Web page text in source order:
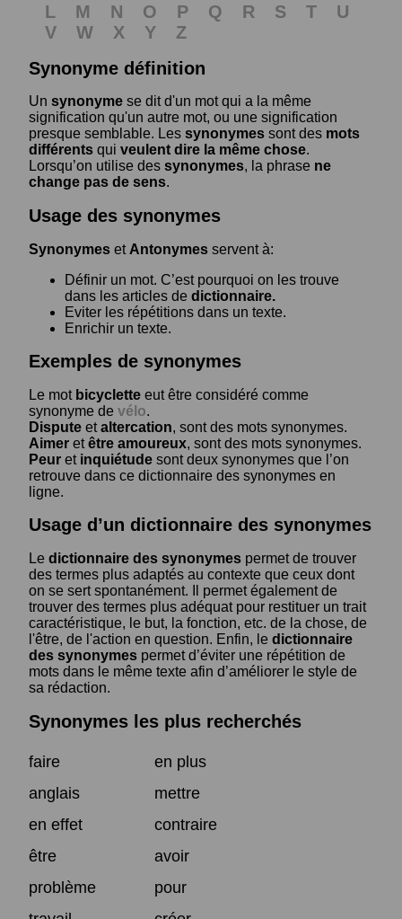
L
M N O P Q R S T
U
V
W X Y
Z
Synonyme définition
Un synonyme se dit d'un mot qui a la même
signification qu'un autre mot, ou une signification
presque semblable. Les synonymes sont des mots
différents qui veulent dire la même chose.
Lorsqu’on utilise des synonymes, la phrase ne
change pas de sens.
Usage des synonymes
Synonymes et Antonymes servent à:
Définir un mot. C’est pourquoi on les trouve
dans les articles de dictionnaire.
Eviter les répétitions dans un texte.
Enrichir un texte.
Exemples de synonymes
Le mot bicyclette eut être considéré comme
synonyme de vélo.
Dispute etaltercation, sont des mots synonymes.
Aimer etêtre amoureux, sont des mots synonymes.
Peur et inquiétude sont deux synonymes que l’on
retrouve dans ce dictionnaire des synonymes en
ligne.
Usage d’un dictionnaire des synonymes
Le dictionnaire des synonymes permet de trouver
des termes plus adaptés au contexte que ceux dont
on se sert spontanément. Il permet également de
trouver des termes plus adéquat pour restituer un trait
caractéristique, le but, la fonction, etc. de la chose, de
l'être, de l'action en question. Enfin, le dictionnaire
des synonymes permet d’éviter une répétition de
mots dans le même texte afin d’améliorer le style de
sa rédaction.
Synonymes les plus recherchés
faire
en plus
anglais
mettre
en effet
contraire
être
avoir
problème
pour